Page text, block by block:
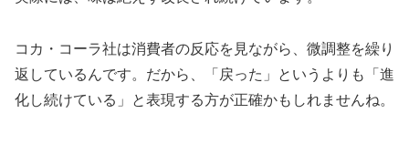
コカ・コーラ社は消費者の反応を見ながら、微調整を繰り
返しているんです。だから、「戻った」というよりも「進
化し続けている」と表現する方が正確かもしれませんね。